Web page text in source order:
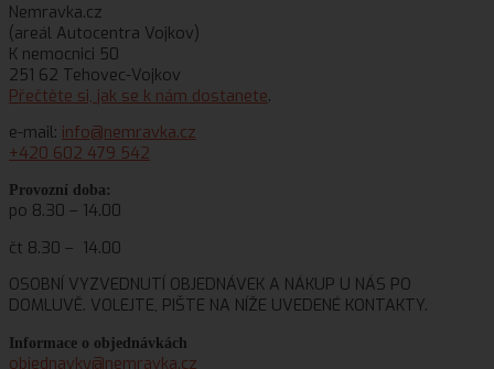
Nemravka.cz
(areál Autocentra Vojkov)
K nemocnici 50
251 62 Tehovec-Vojkov
Přečtěte si, jak se k nám dostanete.
e-mail: info@nemravka.cz
+420 602 479 542
Provozní doba:
po 8.30 – 14.00
čt 8.30 – 14.00
OSOBNÍ VYZVEDNUTÍ OBJEDNÁVEK A NÁKUP U NÁS PO
DOMLUVĚ. VOLEJTE, PIŠTE NA NÍŽE UVEDENÉ KONTAKTY.
Informace o objednávkách
objednavky@nemravka.cz